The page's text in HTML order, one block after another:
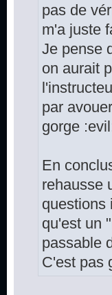
pas de
m'a juste
Je pense
on aurait
par
gorge
En
rehausse
questions
qu'est un
passable
C'est pas